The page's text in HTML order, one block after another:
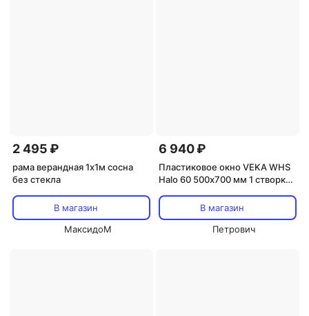
2 495 ₽
рама верандная 1х1м сосна
без стекла
В магазин
МаксидоМ
6 940 ₽
Пластиковое окно VEKA WHS
Halo 60 500х700 мм 1 створка
однокамерное
В магазин
Петрович